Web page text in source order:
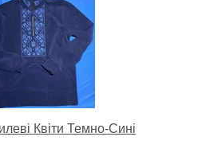
Квіти Темно-Сині